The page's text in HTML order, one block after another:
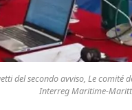
del secondo avviso, Le comité
Interreg Maritime-